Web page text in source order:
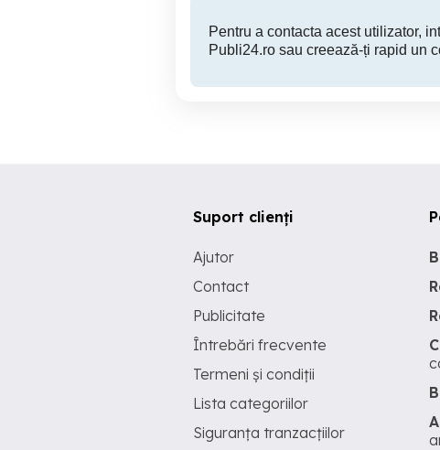
Pentru a contacta acest utilizator,
Publi24.ro sau creează-ți rapid un
Suport clienți
Ajutor
Contact
Publicitate
Întrebări frecvente
Termeni și condiții
Lista categoriilor
Siguranța tranzacțiilor